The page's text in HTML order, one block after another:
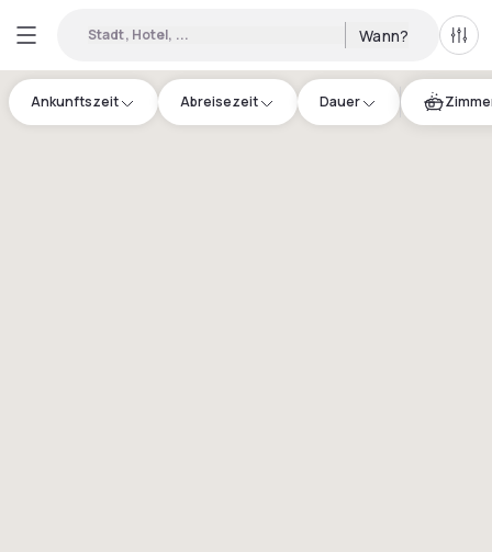
Stadt, Hotel, ... Wann? Alle
Ankunftszeit Abreisezeit Dauer